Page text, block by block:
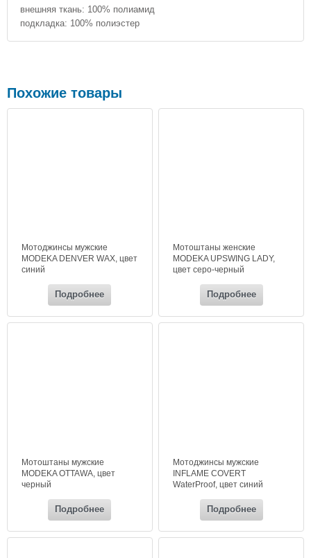
внешняя ткань: 100% полиамид
подкладка: 100% полиэстер
Похожие товары
Мотоджинсы мужские
MODEKA DENVER WAX, цвет
синий
Подробнее
Мотоштаны женские
MODEKA UPSWING LADY,
цвет серо-черный
Подробнее
Мотоштаны мужские
MODEKA OTTAWA, цвет
черный
Подробнее
Мотоджинсы мужские
INFLAME COVERT
WaterProof, цвет синий
Подробнее